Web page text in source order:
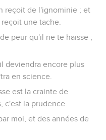
reçoit de l'ignominie ; et
une tache.
peur qu'il ne te haïsse ;
deviendra encore plus
en science.
est la crainte de
c'est la prudence.
moi, et des années de